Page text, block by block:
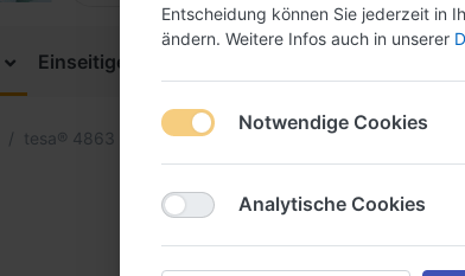
Einseitige Klebebänder
tesa® 4863 PV3 Noppenband
Entscheidung können Sie jederzeit in
ändern. Weitere Infos auch in unserer
Notwendige Cookies
Analytische Cookies